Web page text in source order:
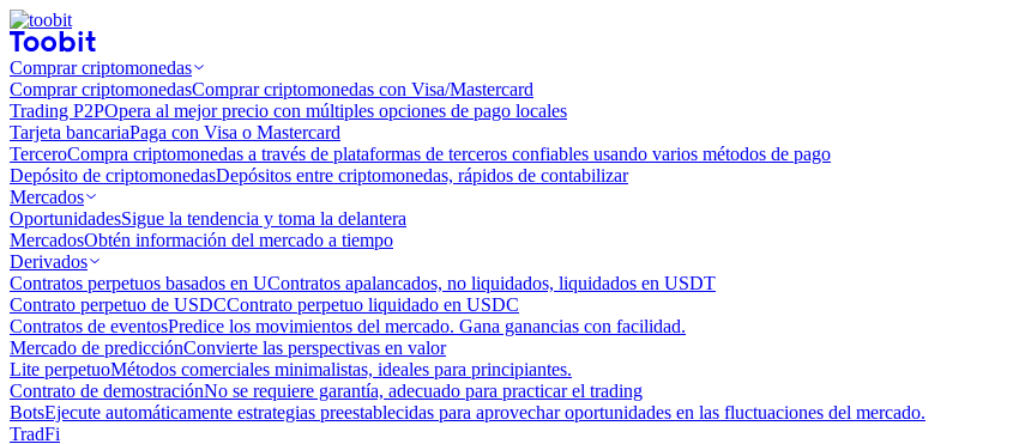
Comprar criptomonedas
Comprar criptomonedasComprar criptomonedas con Visa/Mastercard
Trading P2POpera al mejor precio con múltiples opciones de pago locales
Tarjeta bancariaPaga con Visa o Mastercard
TerceroCompra criptomonedas a través de plataformas de terceros confiables usando varios métodos de pago
Depósito de criptomonedasDepósitos entre criptomonedas, rápidos de contabilizar
Mercados
OportunidadesSigue la tendencia y toma la delantera
MercadosObtén información del mercado a tiempo
Derivados
Contratos perpetuos basados ​​en UContratos apalancados, no liquidados, liquidados en USDT
Contrato perpetuo de USDCContrato perpetuo liquidado en USDC
Contratos de eventosPredice los movimientos del mercado. Gana ganancias con facilidad.
Mercado de predicciónConvierte las perspectivas en valor
Lite perpetuoMétodos comerciales minimalistas, ideales para principiantes.
Contrato de demostraciónNo se requiere garantía, adecuado para practicar el trading
BotsEjecute automáticamente estrategias preestablecidas para aprovechar oportunidades en las fluctuaciones del mercado.
TradFi